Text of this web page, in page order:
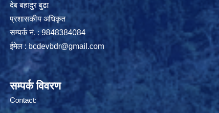
देब बहादुर बुढा
प्रशासकीय अधिकृत
सम्पर्क नं. : 9848384084
ईमेल : bcdevbdr@gmail.com
सम्पर्क विवरण
Contact: